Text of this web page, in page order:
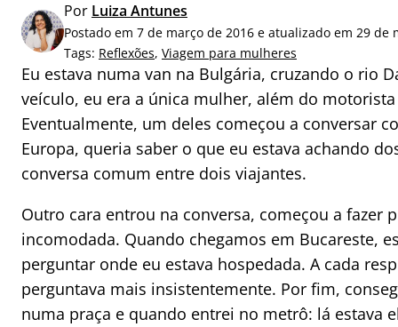
i
s
r
p
o
r
:
Por Luiza Antunes
Postado em 7 de março de 2016 e atualizado em 29 de
Tags: Reflexões, Viagem para mulheres
Eu estava numa van na Bulgária, cruzando o rio
veículo, eu era a única mulher, além do
Eventualmente, um deles começou a conversar
Europa, queria saber o que eu estava achando
conversa comum entre dois viajantes.
Outro cara entrou na conversa, começou a fazer
incomodada. Quando chegamos em Bucareste,
perguntar onde eu estava hospedada. A cada
perguntava mais insistentemente. Por fim,
numa praça e quando entrei no metrô: lá estava